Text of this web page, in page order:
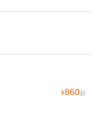
¥860起